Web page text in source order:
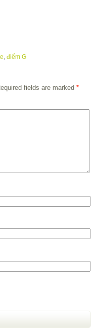
, điểm G
fields are marked *